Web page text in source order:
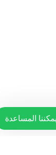
المساعدة